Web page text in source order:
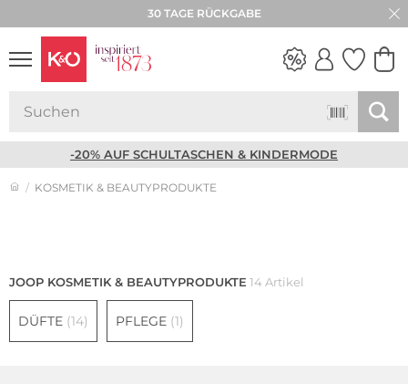
30 TAGE RÜCKGABE
-20% AUF SCHULTASCHEN & KINDERMODE
KOSMETIK & BEAUTYPRODUKTE
JOOP KOSMETIK & BEAUTYPRODUKTE 14 Artikel
DÜFTE (14) PFLEGE (1)